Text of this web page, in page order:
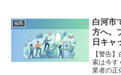
町で違法
出した方
全公開。
福島
白河市
方へ。
日キャ
策
【警告
索は今す
業者の正